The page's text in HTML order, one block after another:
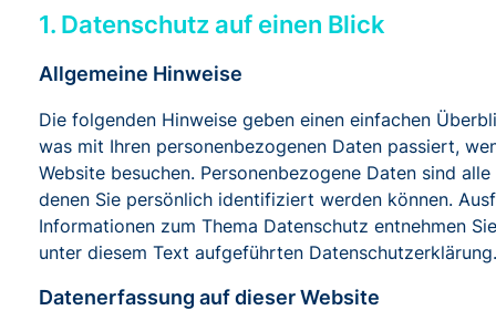
1. Datenschutz auf einen Blick
Allgemeine Hinweise
Die folgenden Hinweise geben einen einfachen
was mit Ihren personenbezogenen Daten passiert,
Website besuchen. Personenbezogene Daten sind
denen Sie persönlich identifiziert werden können.
Informationen zum Thema Datenschutz entnehmen
unter diesem Text aufgeführten Datenschutzerklärung.
Datenerfassung auf dieser Website